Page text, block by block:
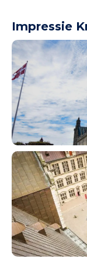
Impressie